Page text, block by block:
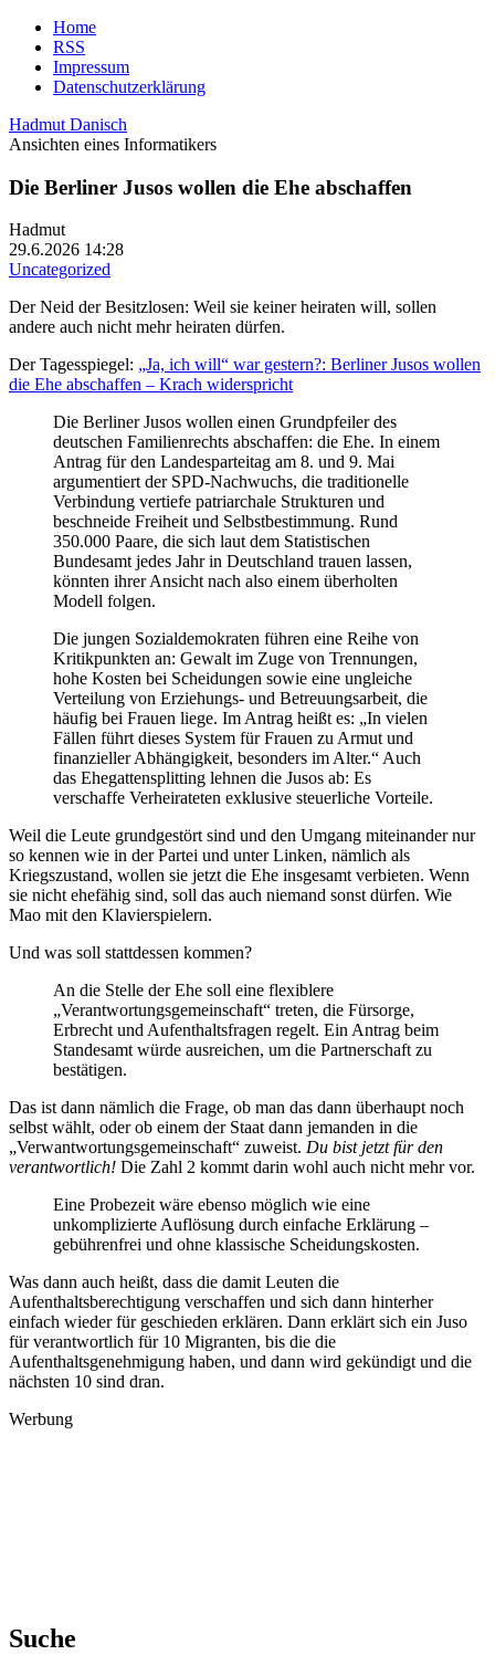
Home
RSS
Impressum
Datenschutzerklärung
Hadmut Danisch
Ansichten eines Informatikers
Die Berliner Jusos wollen die Ehe abschaffen
Hadmut
29.6.2026 14:28
Uncategorized
Der Neid der Besitzlosen: Weil sie keiner heiraten will, sollen
andere auch nicht mehr heiraten dürfen.
Der Tagesspiegel: „Ja, ich will“ war gestern?: Berliner Jusos wollen
die Ehe abschaffen – Krach widerspricht
Die Berliner Jusos wollen einen Grundpfeiler des
deutschen Familienrechts abschaffen: die Ehe. In einem
Antrag für den Landesparteitag am 8. und 9. Mai
argumentiert der SPD-Nachwuchs, die traditionelle
Verbindung vertiefe patriarchale Strukturen und
beschneide Freiheit und Selbstbestimmung. Rund
350.000 Paare, die sich laut dem Statistischen
Bundesamt jedes Jahr in Deutschland trauen lassen,
könnten ihrer Ansicht nach also einem überholten
Modell folgen.
Die jungen Sozialdemokraten führen eine Reihe von
Kritikpunkten an: Gewalt im Zuge von Trennungen,
hohe Kosten bei Scheidungen sowie eine ungleiche
Verteilung von Erziehungs- und Betreuungsarbeit, die
häufig bei Frauen liege. Im Antrag heißt es: „In vielen
Fällen führt dieses System für Frauen zu Armut und
finanzieller Abhängigkeit, besonders im Alter.“ Auch
das Ehegattensplitting lehnen die Jusos ab: Es
verschaffe Verheirateten exklusive steuerliche Vorteile.
Weil die Leute grundgestört sind und den Umgang miteinander nur
so kennen wie in der Partei und unter Linken, nämlich als
Kriegszustand, wollen sie jetzt die Ehe insgesamt verbieten. Wenn
sie nicht ehefähig sind, soll das auch niemand sonst dürfen. Wie
Mao mit den Klavierspielern.
Und was soll stattdessen kommen?
An die Stelle der Ehe soll eine flexiblere
„Verantwortungsgemeinschaft“ treten, die Fürsorge,
Erbrechtund Aufenthaltsfragen regelt. Ein Antrag beim
Standesamt würde ausreichen, um die Partnerschaft zu
bestätigen.
Das ist dann nämlich die Frage, ob man das dann überhaupt noch
selbst wählt, oder ob einem der Staat dann jemanden in die
„Verwantwortungsgemeinschaft“ zuweist. Du bist jetzt für den
verantwortlich! Die Zahl 2 kommt darin wohl auch nicht mehr vor.
Eine Probezeit wäre ebenso möglich wie eine
unkomplizierte Auflösung durch einfache Erklärung –
gebührenfrei und ohne klassische Scheidungskosten.
Was dann auch heißt, dass die damit Leuten die
Aufenthaltsberechtigung verschaffen und sich dann hinterher
einfach wieder für geschieden erklären. Dann erklärt sich ein Juso
für verantwortlich für 10 Migranten, bis die die
Aufenthaltsgenehmigung haben, und dann wird gekündigt und die
nächsten 10 sind dran.
Werbung
Suche